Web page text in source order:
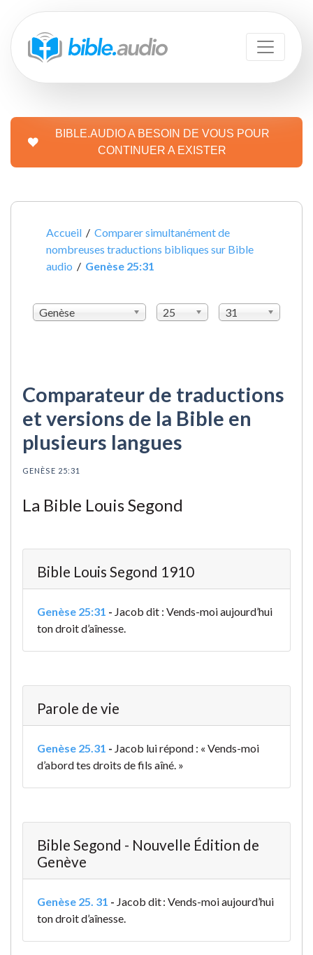
BIBLE.AUDIO A BESOIN DE VOUS POUR
CONTINUER A EXISTER
Accueil /Comparer simultanément de
nombreuses traductions bibliques sur Bible
audio / Genèse 25:31
Genèse 25 31
Comparateur de traductions
et versions de la Bible en
plusieurs langues
GENÈSE 25:31
La Bible Louis Segond
Bible Louis Segond 1910
Genèse 25:31 - Jacob dit : Vends-moi aujourd’hui
ton droit d’aînesse.
Parole de vie
Genèse 25.31 - Jacob lui répond : « Vends-moi
d’abord tes droits de fils aîné. »
Bible Segond - Nouvelle Édition de
Genève
Genèse 25. 31 - Jacob dit : Vends-moi aujourd’hui
ton droit d’aînesse.